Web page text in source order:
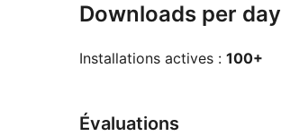
Downloads per day
Installations actives : 100+
Évaluations